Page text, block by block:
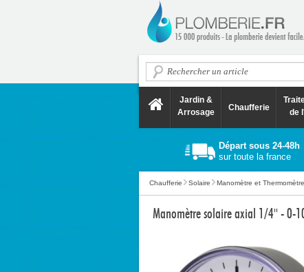
Jardin &
Arrosage
Chaufferie
de
Départ sous 24-48h
sur toute la france
Chaufferie Solaire Manomètre et Thermomètre
Manomètre solaire axial 1/4'' - 0-